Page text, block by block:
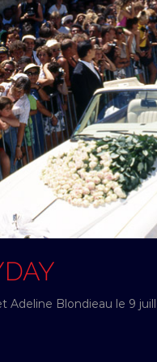
Adeline Blondieau le 9